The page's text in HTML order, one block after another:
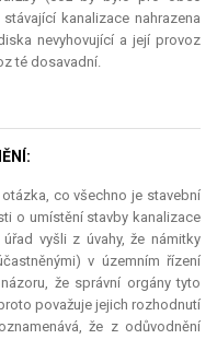
kanalizace nahrazena
nevyhovující a její provoz
té dosavadní.
co všechno je stavební
o umístění stavby kanalizace
vyšli z úvahy, že námitky
v územním řízení
že správní orgány tyto
považuje jejich rozhodnutí
že z odůvodnění